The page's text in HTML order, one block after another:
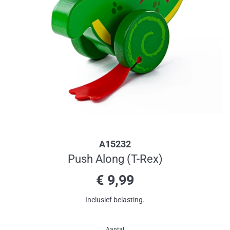
A15232
Push Along (T-Rex)
Normale
prijs
€ 9,99
Inclusief belasting.